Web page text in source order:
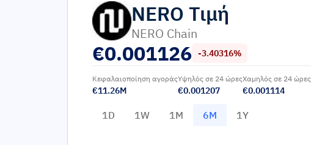
NERO Τιμή
NERO Chain
€0.001126 -3.40316%
Κεφαλαιοποίηση αγοράς
€11.26M
Υψηλός σε 24 ώρες
€0.001207
Χαμηλός σε 24 ώρες
€0.001114
1D 1W 1M 6M 1Y